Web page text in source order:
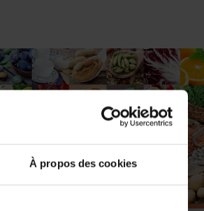
À propos des cookies